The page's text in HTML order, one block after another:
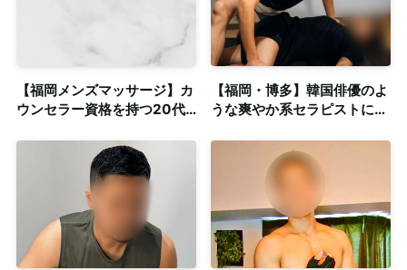
【福岡メンズマッサージ】カ
ウンセラー資格を持つ20代
施術◎北九州方面もご相談可
【福岡・博多】韓国俳優のよ
うな爽やか系セラピストによ
術◎個室・出張可